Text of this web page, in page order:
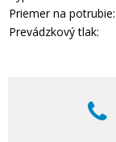
Priemer na potrubie:
Prevádzkový tlak: